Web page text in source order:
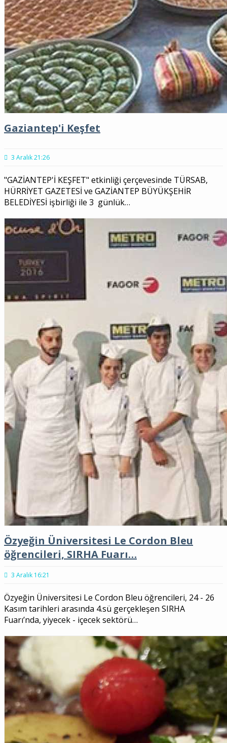
Gaziantep'i Keşfet
3 Aralık 21:26
"GAZİANTEP'İ KEŞFET" etkinliği çerçevesinde TÜRSAB,
HÜRRİYET GAZETESİ ve GAZİANTEP BÜYÜKŞEHİR
BELEDİYESİ işbirliği ile 3 günlük…
Özyeğin Üniversitesi Le Cordon Bleu
öğrencileri, SIRHA Fuarı…
3 Aralık 16:21
Özyeğin Üniversitesi Le Cordon Bleu öğrencileri, 24 - 26
Kasım tarihleri arasında 4.sü gerçekleşen SIRHA
Fuarı’nda, yiyecek - içecek sektörü…